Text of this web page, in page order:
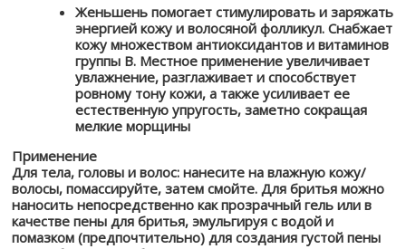
Женьшень помогает стимулировать и заряжать
энергией кожу и волосяной фолликул. Снабжает
кожу множеством антиоксидантов и витаминов
группы В. Местное применение увеличивает
увлажнение, разглаживает и способствует
ровному тону кожи, а также усиливает ее
естественную упругость, заметно сокращая
мелкие морщины
Применение
Для тела, головы и волос: нанесите на влажную кожу/
волосы, помассируйте, затем смойте. Для бритья можно
наносить непосредственно как прозрачный гель или в
качестве пены для бритья, эмульгируя с водой и
помазком (предпочтительно) для создания густой пены